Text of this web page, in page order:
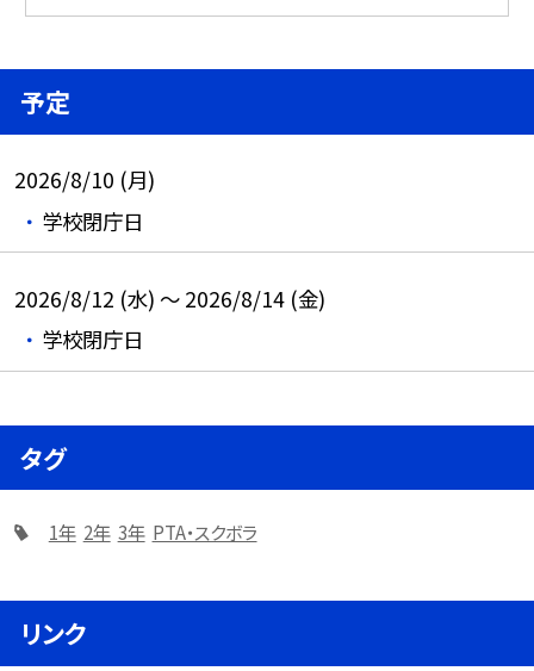
予定
2026/8/10 (月)
学校閉庁日
2026/8/12 (水) ～ 2026/8/14 (金)
学校閉庁日
タグ
1年 2年 3年 PTA・スクボラ
リンク